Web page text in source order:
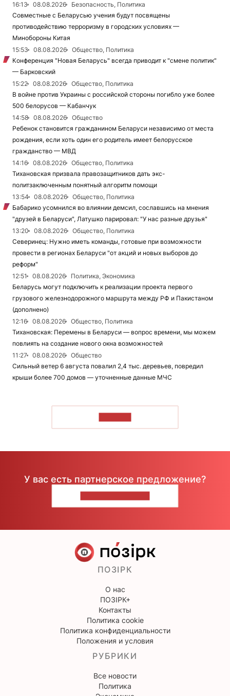
16:13
08.08.2026
Безопасность, Политика
Совместные с Беларусью учения будут посвящены
противодействию терроризму в городских условиях —
Минобороны Китая
15:53
08.08.2026
Общество, Политика
Конференция "Новая Беларусь" всегда приводит к "смене политик"
— Барковский
15:22
08.08.2026
Общество, Политика
В войне против Украины с российской стороны погибло уже более
500 белорусов — Кабанчук
14:58
08.08.2026
Общество
Ребенок становится гражданином Беларуси независимо от места
рождения, если хоть один его родитель имеет белорусское
гражданство — МВД
14:16
08.08.2026
Общество, Политика
Тихановская призвала правозащитников дать экс-
политзаключенным понятный алгоритм помощи
13:54
08.08.2026
Общество, Политика
Бабарико усомнился во влиянии демсил, сославшись на мнения
"друзей в Беларуси", Латушко парировал: "У нас разные друзья"
13:20
08.08.2026
Общество, Политика
Северинец: Нужно иметь команды, готовые при возможности
провести в регионах Беларуси "от акций и новых выборов до
реформ"
12:51
08.08.2026
Политика, Экономика
Беларусь могут подключить к реализации проекта первого
грузового железнодорожного маршрута между РФ и Пакистаном
(дополнено)
12:16
08.08.2026
Общество, Политика
Тихановская: Перемены в Беларуси — вопрос времени, мы можем
повлиять на создание нового окна возможностей
11:27
08.08.2026
Общество
Сильный ветер 6 августа повалил 2,4 тыс. деревьев, повредил
крыши более 700 домов — уточненные данные МЧС
У вас есть партнерское предложение?
ПОЗІРК
О нас
ПОЗІРК+
Контакты
Политика cookie
Политика конфиденциальности
Положения и условия
РУБРИКИ
Все новости
Политика